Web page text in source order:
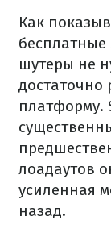
Как
бесплатные
шутеры не
платформу.
лоадаутов
усиленная
назад.